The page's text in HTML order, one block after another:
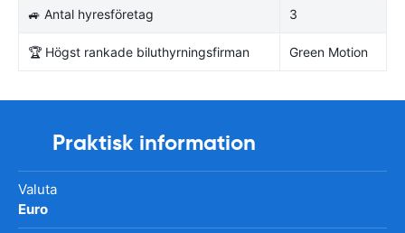
🚙 Antal hyresföretag 3
🏆 Högst rankade biluthyrningsfirman Green Motion
Praktisk information
Valuta
Euro